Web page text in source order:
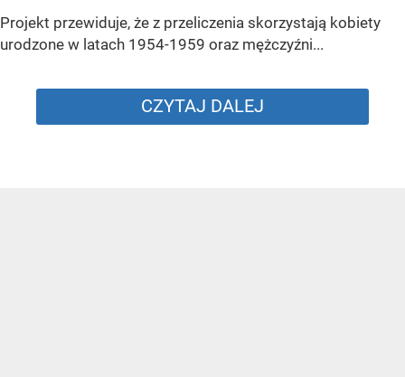
Projekt przewiduje, że z przeliczenia skorzystają kobiety
urodzone w latach 1954-1959 oraz mężczyźni...
CZYTAJ DALEJ